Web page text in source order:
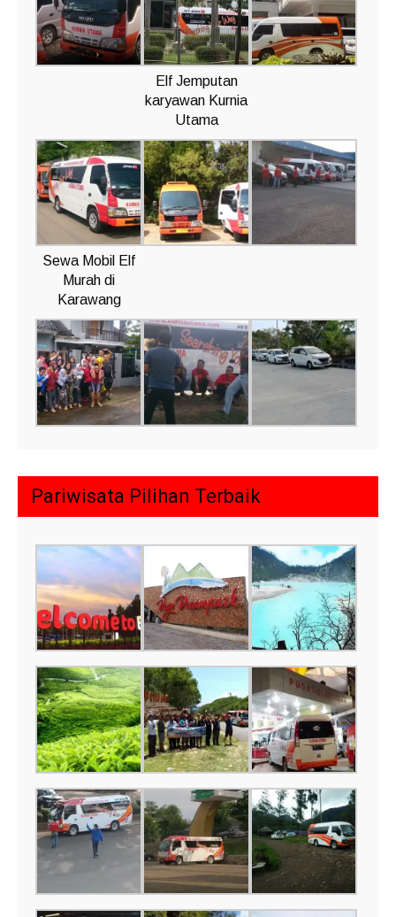
Elf Jemputan
karyawan Kurnia
Utama
Sewa Mobil Elf
Murah di
Karawang
Pariwisata Pilihan Terbaik